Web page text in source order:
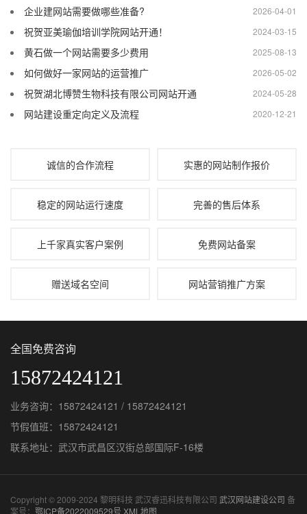
2026-04-01
企业建网站需要做哪些准备?
2024-03-15
祝贺亚美瑜伽培训学院网站开通！
2025-08-13
黄石做一个网站需要多少费用
2026-05-02
如何做好一家网站的运营推广
2024-05-28
祝贺湖北博赞生物科技有限公司网站开通
2020-12-21
网站建设重定向定义及流程
诚信的合作流程 实惠的网站制作报价
稳定的网站运行速度 完善的售后体系
上千家真实客户案例 免费网站备案
赠送域名空间 网站营销推广方案
全国免费咨询
15872424121
业务咨询：15872424121 / 15872424121
节假值班：15872424121
联系地址：武汉市武昌区汉街总部国际F-16楼
Copyright © 2009-2024 黎明科技 武汉睿迅科技有限公司 武汉网站建设公司 备
案号： 鄂ICP备2022009529号 XML地图